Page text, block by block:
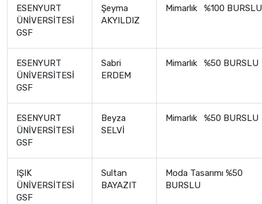
ESENYURT
ÜNİVERSİTESİ
GSF
Şeyma
AKYILDIZ
Mimarlık %100 BURSLU
ESENYURT
ÜNİVERSİTESİ
GSF
Sabri
ERDEM
Mimarlık %50 BURSLU
ESENYURT
ÜNİVERSİTESİ
GSF
Beyza
SELVİ
Mimarlık %50 BURSLU
IŞIK
ÜNİVERSİTESİ
GSF
Sultan
BAYAZIT
Moda Tasarımı %50
BURSLU